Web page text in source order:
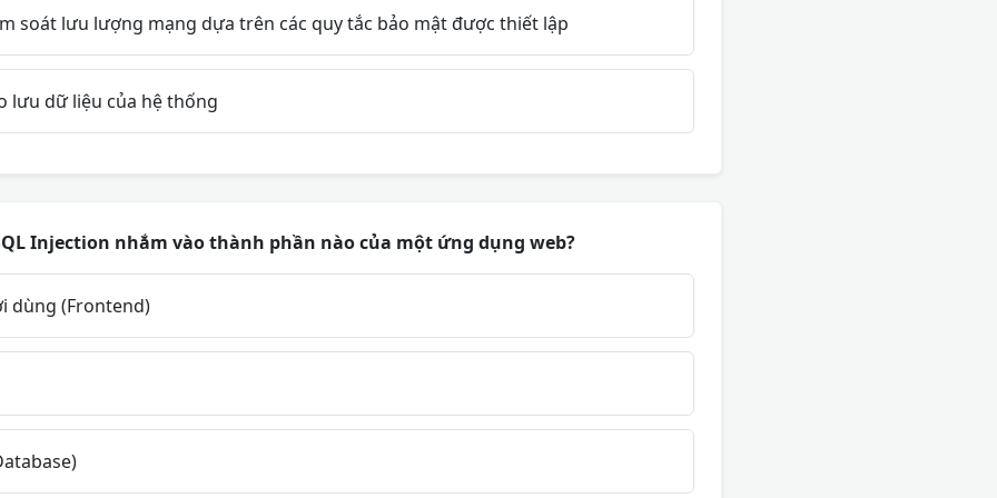
soát lưu lượng mạng dựa trên các quy tắc bảo mật được thiết lập
lưu dữ liệu của hệ thống
Injection nhắm vào thành phần nào của một ứng dụng web?
dùng (Frontend)